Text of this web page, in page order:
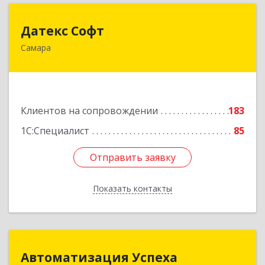
Датекс Софт
Самара
Клиентов на сопровождении
183
1С:Специалист
85
Отправить заявку
Показать контакты
443070, Самарская обл, Самара г, Партизанская
Отправить заявку
Назад
Автоматизация Успеха